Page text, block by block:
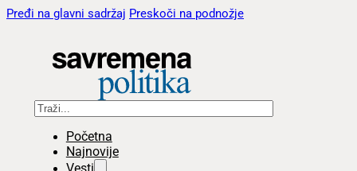
Pređi na glavni sadržaj Preskoči na podnožje
Pretraga
Početna
Najnovije